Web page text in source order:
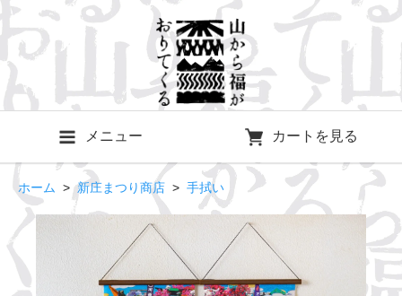
メニュー カートを見る
ホーム >新庄まつり商店 > 手拭い